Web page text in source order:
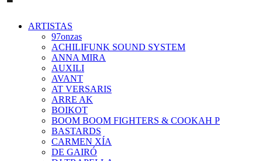
ARTISTAS
97onzas
ACHILIFUNK SOUND SYSTEM
ANNA MIRA
AUXILI
AVANT
AT VERSARIS
ARRE AK
BOIKOT
BOOM BOOM FIGHTERS & COOKAH P
BASTARDS
CARMEN XÍA
DE GAIRÓ